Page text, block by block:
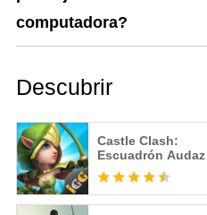
computadora?
Descubrir
Castle Clash:
Escuadrón Audaz